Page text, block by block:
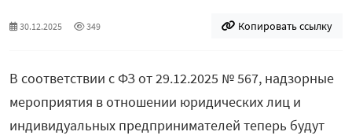
30.12.2025 349 Копировать ссылку
В соответствии с ФЗ от 29.12.2025 № 567, надзорные
мероприятия в отношении юридических лиц и
индивидуальных предпринимателей теперь будут